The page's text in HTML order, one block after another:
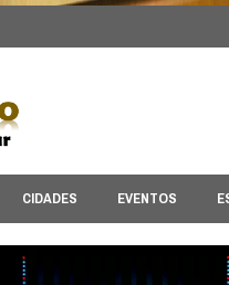
CIDADES EVENTOS